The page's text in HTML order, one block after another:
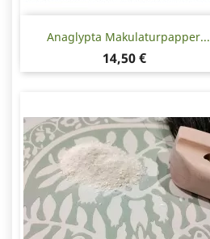
Anaglypta Makulaturpapper...
Pris
14,50 €